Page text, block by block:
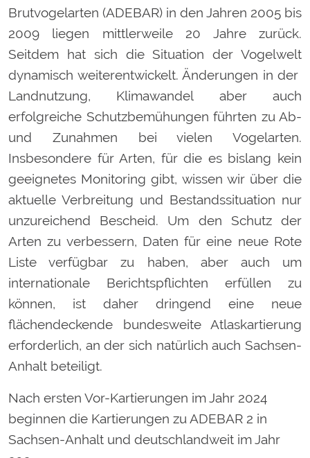
Brutvogelarten (ADEBAR) in den Jahren 2005 bis
2009 liegen mittlerweile 20 Jahre zurück.
Seitdem hat sich die Situation der Vogelwelt
dynamisch weiterentwickelt. Änderungen in der
Landnutzung, Klimawandel aber auch
erfolgreiche Schutzbemühungen führten zu Ab-
und Zunahmen bei vielen Vogelarten.
Insbesondere für Arten, für die es bislang kein
geeignetes Monitoring gibt, wissen wir über die
aktuelle Verbreitung und Bestandssituation nur
unzureichend Bescheid. Um den Schutz der
Arten zu verbessern, Daten für eine neue Rote
Liste verfügbar zu haben, aber auch um
internationale Berichtspflichten erfüllen zu
können, ist daher dringend eine neue
flächendeckende bundesweite Atlaskartierung
erforderlich, an der sich natürlich auch Sachsen-
Anhalt beteiligt.
Nach ersten Vor-Kartierungen im Jahr 2024
beginnen die Kartierungen zu ADEBAR 2 in
Sachsen-Anhalt und deutschlandweit im Jahr